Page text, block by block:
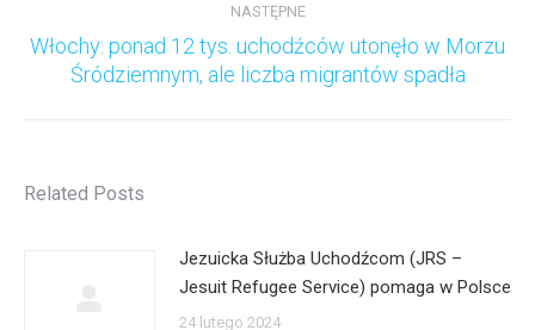
NASTĘPNE
Następny
wpis:
Włochy: ponad 12 tys. uchodźców utonęło w Morzu
Śródziemnym, ale liczba migrantów spadła
Related Posts
Jezuicka Służba Uchodźcom (JRS –
Jesuit Refugee Service) pomaga w Polsce
24 lutego 2024